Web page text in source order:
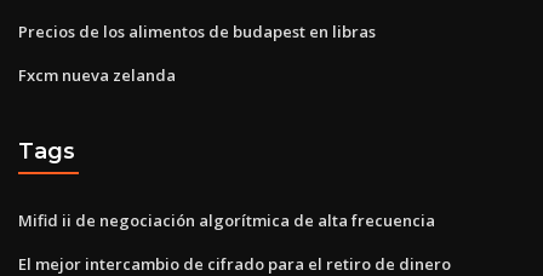
Precios de los alimentos de budapest en libras
Fxcm nueva zelanda
Tags
Mifid ii de negociación algorítmica de alta frecuencia
El mejor intercambio de cifrado para el retiro de dinero